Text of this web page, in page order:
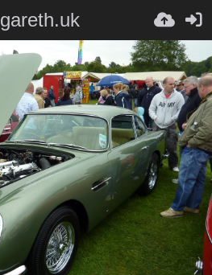
gareth.uk